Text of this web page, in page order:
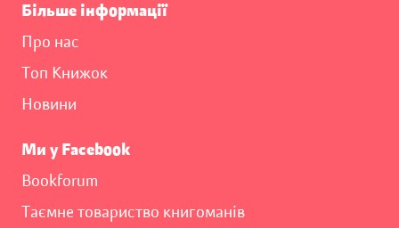
Більше інформації
Про нас
Топ Книжок
Новини
Ми у Facebook
Bookforum
Таємне товариство книгоманів